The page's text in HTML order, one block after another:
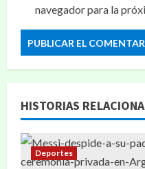
navegador para la
HISTORIAS
Deportes